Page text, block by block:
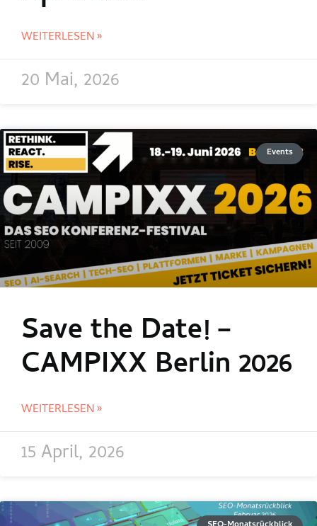
WEITERLESEN »
20 Mai, 2026
Events
Save the Date! –
CAMPIXX Berlin 2026
WEITERLESEN »
15 April, 2026